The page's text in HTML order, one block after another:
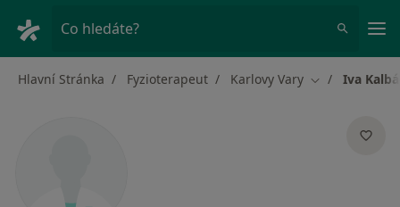
Co hledáte?
Hlavní Stránka Fyzioterapeut Karlovy Vary Změna města
Iva